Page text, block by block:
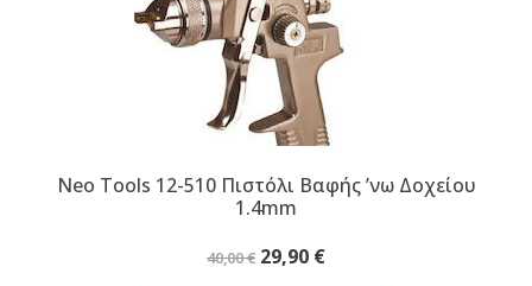
Neo Tools 12-510 Πιστόλι Βαφής ʼνω Δοχείου
1.4mm
40,00€ Original
29,90 €Η